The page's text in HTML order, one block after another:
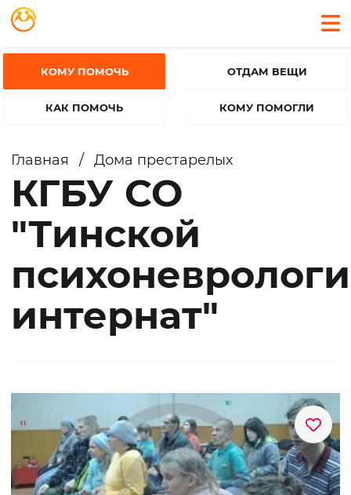
КОМУ ПОМОЧЬ
КАК ПОМОЧЬ
ОТДАМ ВЕЩИ
КОМУ ПОМОГЛИ
Главная / Дома престарелых
КГБУ СО
"Тинской
интернат"